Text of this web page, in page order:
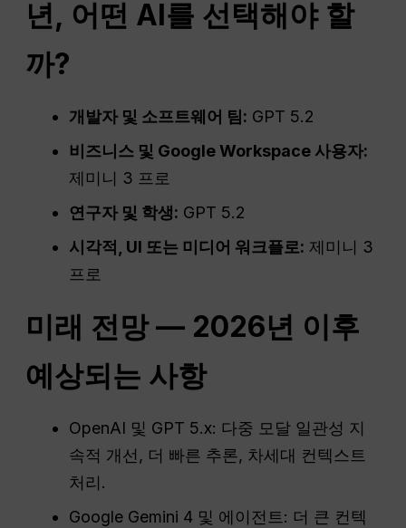
년, 어떤 AI를 선택해야 할
까?
개발자 및 소프트웨어 팀: GPT 5.2
비즈니스 및 Google Workspace 사용자:
제미니 3 프로
연구자 및 학생: GPT 5.2
시각적, UI 또는 미디어 워크플로: 제미니 3
프로
미래 전망 — 2026년 이후
예상되는 사항
OpenAI 및 GPT 5.x: 다중 모달 일관성 지
속적 개선, 더 빠른 추론, 차세대 컨텍스트
처리.
Google Gemini 4 및 에이전트: 더 큰 컨텍